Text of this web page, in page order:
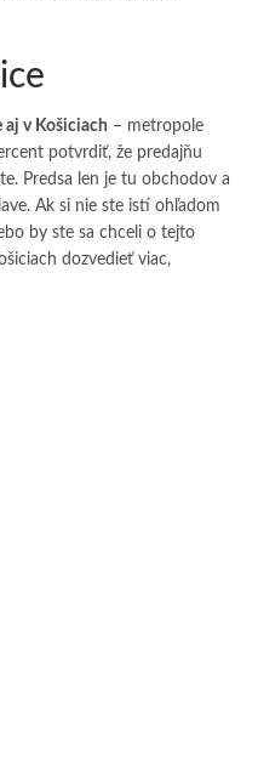
aj v Košiciach – metropole
potvrdiť, že predajňu
Predsa len je tu obchodov a
Ak si nie ste istí ohľadom
by ste sa chceli o tejto
dozvedieť viac,